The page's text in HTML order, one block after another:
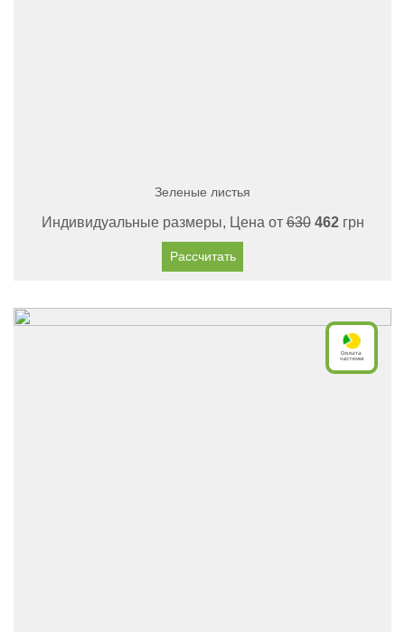
Зеленые листья
Индивидуальные размеры, Цена от630 462грн
Рассчитать